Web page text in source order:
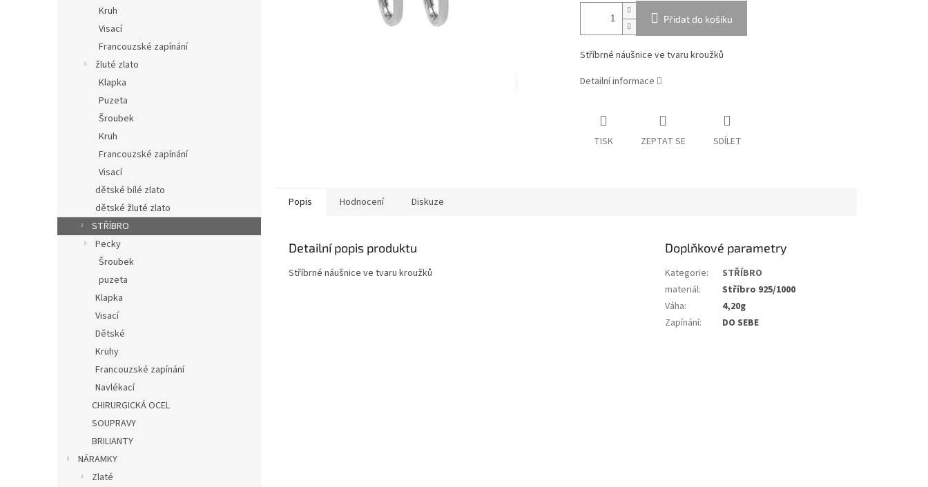
Kruh
Visací
Francouzské zapínání
žluté zlato
Klapka
Puzeta
Šroubek
Kruh
Francouzské zapínání
Visací
dětské bílé zlato
dětské žluté zlato
STŘÍBRO
Pecky
Šroubek
puzeta
Klapka
Visací
Dětské
Kruhy
Francouzské zapínání
Navlékací
CHIRURGICKÁ OCEL
SOUPRAVY
BRILIANTY
NÁRAMKY
Zlaté
Přidat do košíku
Stříbrné náušnice ve tvaru kroužků
Detailní informace
TISK ZEPTAT SE SDÍLET
Popis Hodnocení Diskuze
Detailní popis produktu
Stříbrné náušnice ve tvaru kroužků
Doplňkové parametry
Kategorie:
STŘÍBRO
materiál:
Stříbro 925/1000
Váha:
4,20g
Zapínání: DO SEBE